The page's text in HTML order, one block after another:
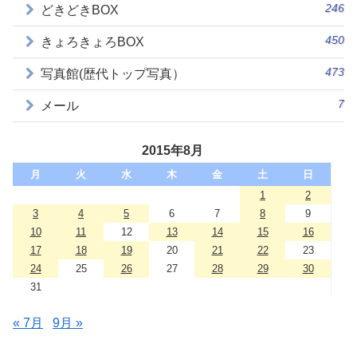
どきどきBOX 246
きょろきょろBOX 450
写真館(歴代トップ写真） 473
メール 7
2015年8月
月 火 水 木 金 土
日
1
2
3
4 5 6 7 8
9
10
11 12 13 14 15
16
17
18 19 20 21 22
23
24
25 26 27 28 29
30
31
« 7月 9月 »